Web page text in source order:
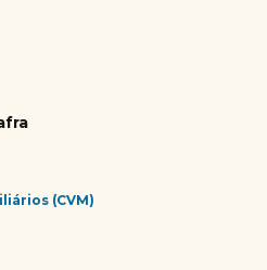
(CVM)